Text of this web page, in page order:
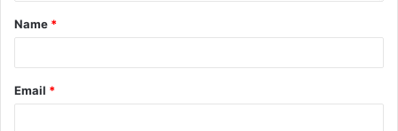
Name *
Email *